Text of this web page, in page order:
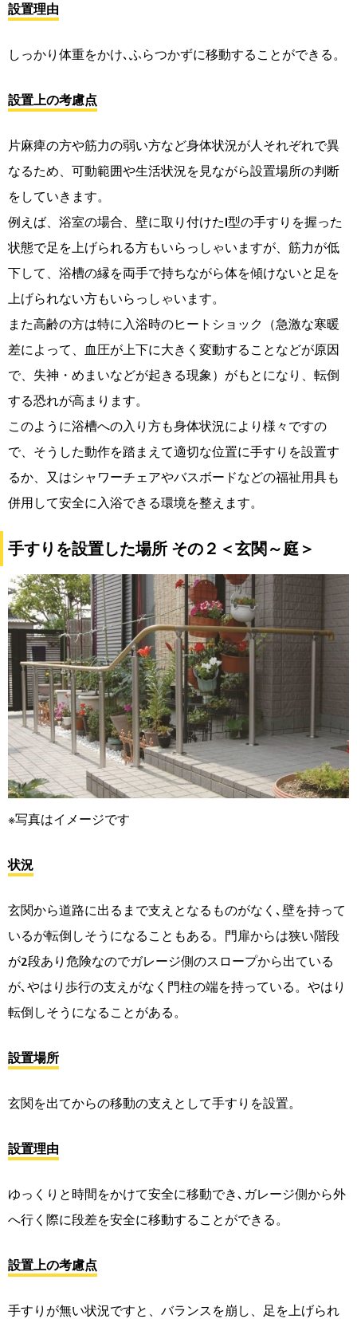
設置理由
しっかり体重をかけ､ふらつかずに移動することができる。
設置上の考慮点
片麻痺の方や筋力の弱い方など身体状況が人それぞれで異
なるため、可動範囲や生活状況を見ながら設置場所の判断
をしていきます。
例えば、浴室の場合、壁に取り付けたI型の手すりを握った
状態で足を上げられる方もいらっしゃいますが、筋力が低
下して、浴槽の縁を両手で持ちながら体を傾けないと足を
上げられない方もいらっしゃいます。
また高齢の方は特に入浴時のヒートショック（急激な寒暖
差によって、血圧が上下に大きく変動することなどが原因
で、失神・めまいなどが起きる現象）がもとになり、転倒
する恐れが高まります。
このように浴槽への入り方も身体状況により様々ですの
で、そうした動作を踏まえて適切な位置に手すりを設置す
るか、又はシャワーチェアやバスボードなどの福祉用具も
併用して安全に入浴できる環境を整えます。
手すりを設置した場所 その２＜玄関～庭＞
※写真はイメージです
状況
玄関から道路に出るまで支えとなるものがなく､壁を持って
いるが転倒しそうになることもある。門扉からは狭い階段
が2段あり危険なのでガレージ側のスロープから出ている
が､やはり歩行の支えがなく門柱の端を持っている。やはり
転倒しそうになることがある。
設置場所
玄関を出てからの移動の支えとして手すりを設置。
設置理由
ゆっくりと時間をかけて安全に移動でき､ガレージ側から外
へ行く際に段差を安全に移動することができる。
設置上の考慮点
手すりが無い状況ですと、バランスを崩し、足を上げられ